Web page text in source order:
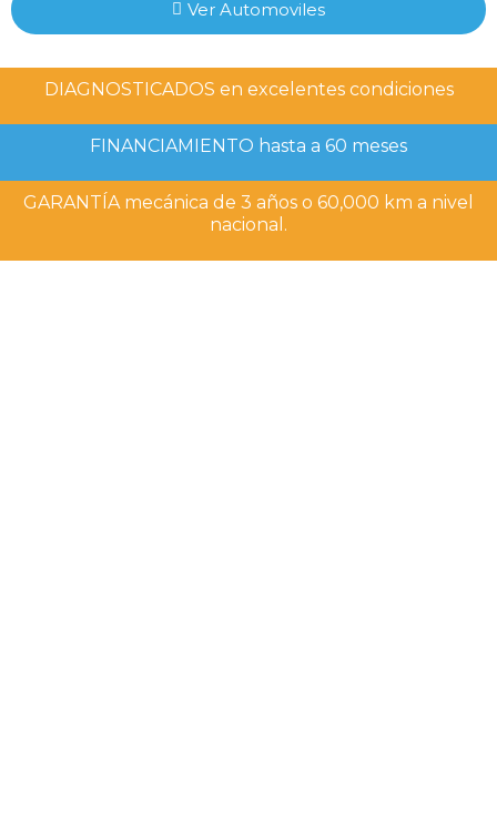
Ver Automoviles
DIAGNOSTICADOS en excelentes condiciones
FINANCIAMIENTO hasta a 60 meses
GARANTÍA mecánica de 3 años o 60,000 km a nivel
nacional.